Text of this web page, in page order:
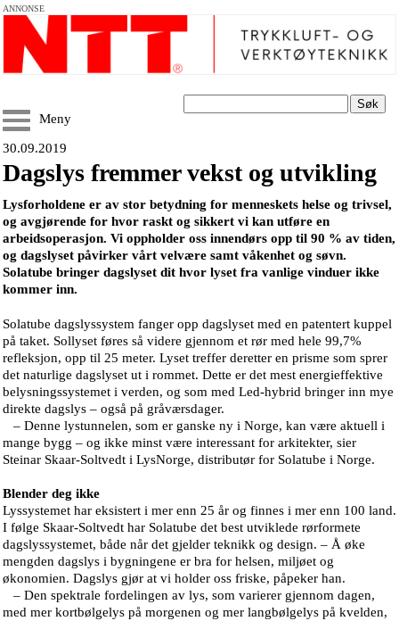
ANNONSE
Søk
Meny
30.09.2019
Dagslys fremmer vekst og utvikling
Lysforholdene er av stor betydning for menneskets helse og trivsel,
og avgjørende for hvor raskt og sikkert vi kan utføre en
arbeidsoperasjon. Vi oppholder oss innendørs opp til 90 % av tiden,
og dagslyset påvirker vårt velvære samt våkenhet og søvn.
Solatube bringer dagslyset dit hvor lyset fra vanlige vinduer ikke
kommer inn.
Solatube dagslyssystem fanger opp dagslyset med en patentert kuppel
på taket. Sollyset føres så videre gjennom et rør med hele 99,7%
refleksjon, opp til 25 meter. Lyset treffer deretter en prisme som sprer
det naturlige dagslyset ut i rommet. Dette er det mest energieffektive
belysningssystemet i verden, og som med Led-hybrid bringer inn mye
direkte dagslys – også på gråværsdager.
– Denne lystunnelen, som er ganske ny i Norge, kan være aktuell i
mange bygg – og ikke minst være interessant for arkitekter, sier
Steinar Skaar-Soltvedt i LysNorge, distributør for Solatube i Norge.
Blender deg ikke
Lyssystemet har eksistert i mer enn 25 år og finnes i mer enn 100 land.
I følge Skaar-Soltvedt har Solatube det best utviklede rørformete
dagslyssystemet, både når det gjelder teknikk og design. – Å øke
mengden dagslys i bygningene er bra for helsen, miljøet og
økonomien. Dagslys gjør at vi holder oss friske, påpeker han.
– Den spektrale fordelingen av lys, som varierer gjennom dagen,
med mer kortbølgelys på morgenen og mer langbølgelys på kvelden,